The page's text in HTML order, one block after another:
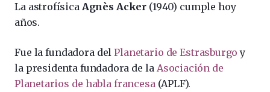
La astrofísica Agnès Acker (1940) cumple hoy
años.
Fue la fundadora delPlanetario de Estrasburgo y
la presidenta fundadora de laAsociación de
Planetarios de habla francesa(APLF).